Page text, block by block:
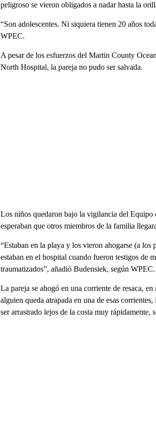
peligroso se vieron obligados a nadar hasta la
“Son adolescentes. Ni siquiera tienen 20 años
WPEC.
A pesar de los esfuerzos del Martin County
North Hospital, la pareja no pudo ser salvada.
Los niños quedaron bajo la vigilancia del
esperaban que otros miembros de la familia
“Estaban en la playa y los vieron ahogarse (a
estaban en el hospital cuando fueron testigos de
traumatizados”, añadió Budensiek, según WPEC.
La pareja se ahogó en una corriente de resaca,
alguien queda atrapada en una de esas
ser arrastrado lejos de la costa muy